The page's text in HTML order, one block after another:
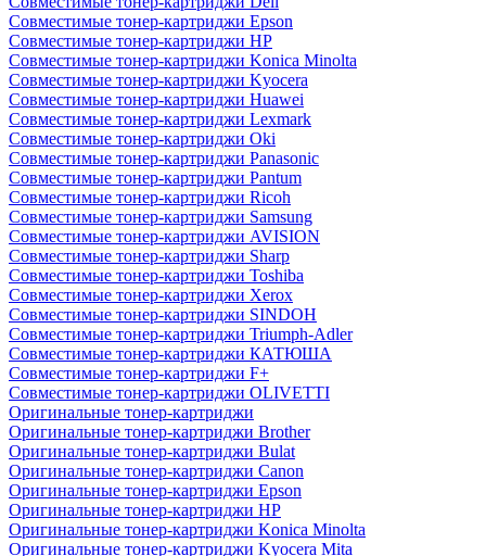
Совместимые тонер-картриджи Epson
Совместимые тонер-картриджи HP
Совместимые тонер-картриджи Konica Minolta
Совместимые тонер-картриджи Kyocera
Совместимые тонер-картриджи Huawei
Совместимые тонер-картриджи Lexmark
Совместимые тонер-картриджи Oki
Совместимые тонер-картриджи Panasonic
Совместимые тонер-картриджи Pantum
Совместимые тонер-картриджи Ricoh
Совместимые тонер-картриджи Samsung
Совместимые тонер-картриджи AVISION
Совместимые тонер-картриджи Sharp
Совместимые тонер-картриджи Toshiba
Совместимые тонер-картриджи Xerox
Совместимые тонер-картриджи SINDOH
Совместимые тонер-картриджи Triumph-Adler
Совместимые тонер-картриджи КАТЮША
Совместимые тонер-картриджи F+
Совместимые тонер-картриджи OLIVETTI
Оригинальные тонер-картриджи
Оригинальные тонер-картриджи Brother
Оригинальные тонер-картриджи Bulat
Оригинальные тонер-картриджи Canon
Оригинальные тонер-картриджи Epson
Оригинальные тонер-картриджи HP
Оригинальные тонер-картриджи Konica Minolta
Оригинальные тонер-картриджи Kyocera Mita